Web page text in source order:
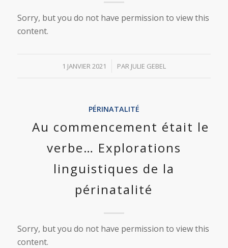
Sorry, but you do not have permission to view this
content.
1 JANVIER 2021
/ PAR JULIE GEBEL
PÉRINATALITÉ
Au commencement était le
verbe… Explorations
linguistiques de la
périnatalité
Sorry, but you do not have permission to view this
content.